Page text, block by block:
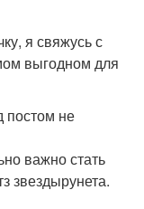
я свяжусь с
выгодном для
не
важно стать
звездырунета.